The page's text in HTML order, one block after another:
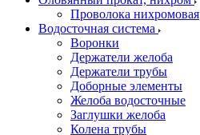
Проволока нихромовая
Водосточная система
Воронки
Держатели желоба
Держатели трубы
Доборные элементы
Желоба водосточные
Заглушки желоба
Колена трубы